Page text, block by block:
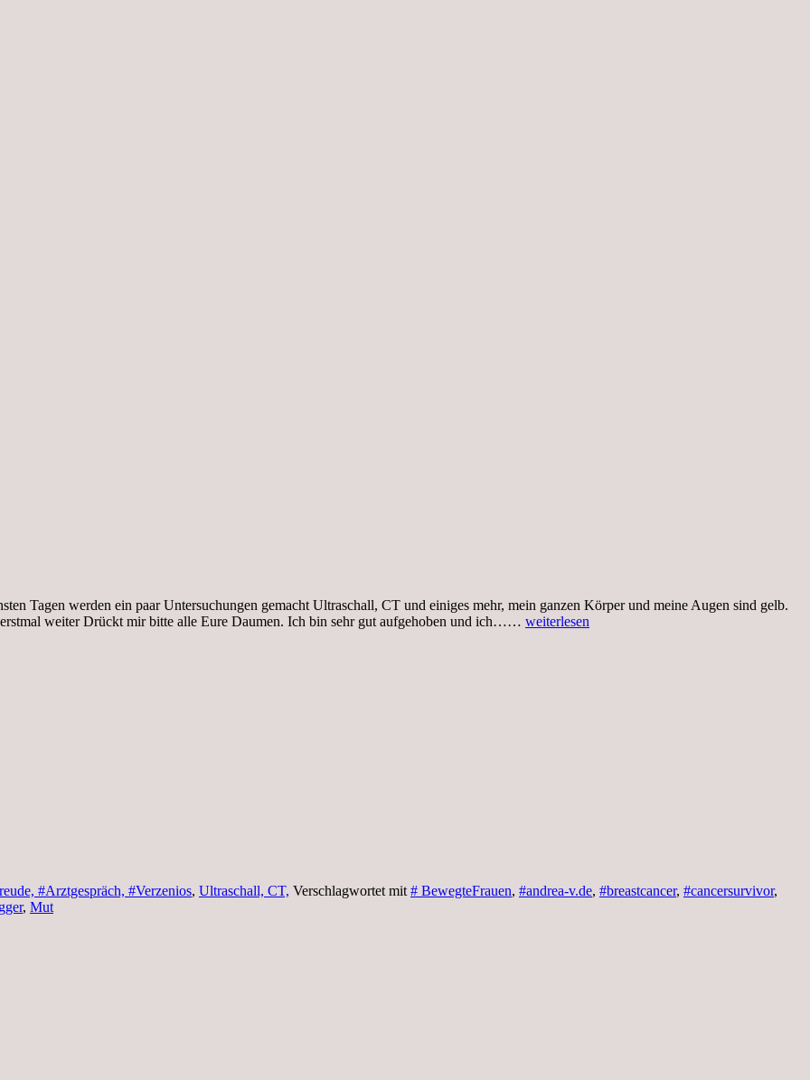
Tagen werden ein paar Untersuchungen gemacht Ultraschall, CT und einiges mehr, mein ganzen Körper und meine Augen sind gelb.
weiter Drückt mir bitte alle Eure Daumen. Ich bin sehr gut aufgehoben und ich…… Mittwoch.
weiterlesen
#Arztgespräch, #Verzenios, Ultraschall, CT, Verschlagwortet mit # BewegteFrauen, #andrea-v.de, #breastcancer, #cancersurvivor,
, Mut